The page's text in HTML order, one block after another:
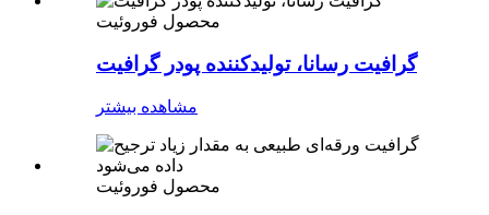
محصول فوروئیت
گرافیت رسانا، تولیدکننده پودر گرافیت
مشاهده بیشتر
محصول فوروئیت